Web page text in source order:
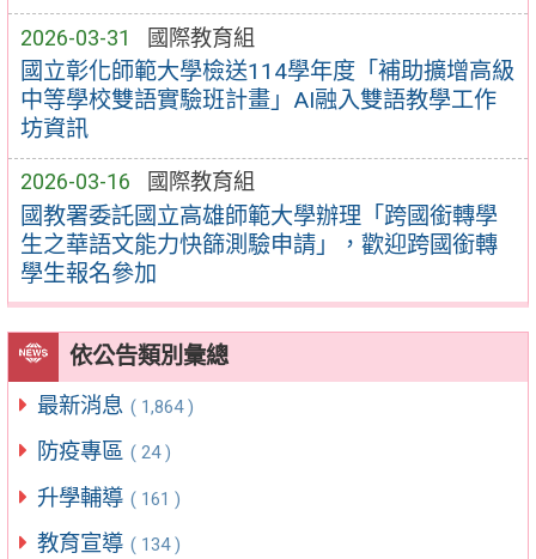
2026-03-31 國際教育組
國立彰化師範大學檢送114學年度「補助擴增高級
中等學校雙語實驗班計畫」AI融入雙語教學工作
坊資訊
2026-03-16 國際教育組
國教署委託國立高雄師範大學辦理「跨國銜轉學
生之華語文能力快篩測驗申請」，歡迎跨國銜轉
學生報名參加
依公告類別彙總
最新消息 ( 1,864 )
防疫專區 ( 24 )
升學輔導 ( 161 )
教育宣導 ( 134 )